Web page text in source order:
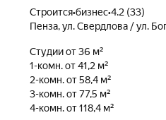
Строится•бизнес•4.2 (33)
Пенза, ул. Свердлова / ул.
Студии от 36 м²
1-комн. от 41,2 м²
2-комн. от 58,4 м²
3-комн. от 77,5 м²
4-комн. от 118,4 м²